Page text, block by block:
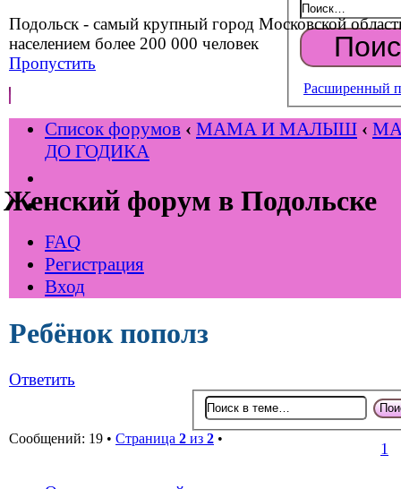
Подольск - самый крупный город Московской
населением более 200 000 человек
Пропустить
Женский форум в Подольске
Расширенный
Список форумов ‹ МАМА И МАЛЫШ ‹
ДО ГОДИКА
FAQ
Регистрация
Вход
Ребёнок пополз
Ответить
Сообщений: 19 • Страница 2 из 2 •
1